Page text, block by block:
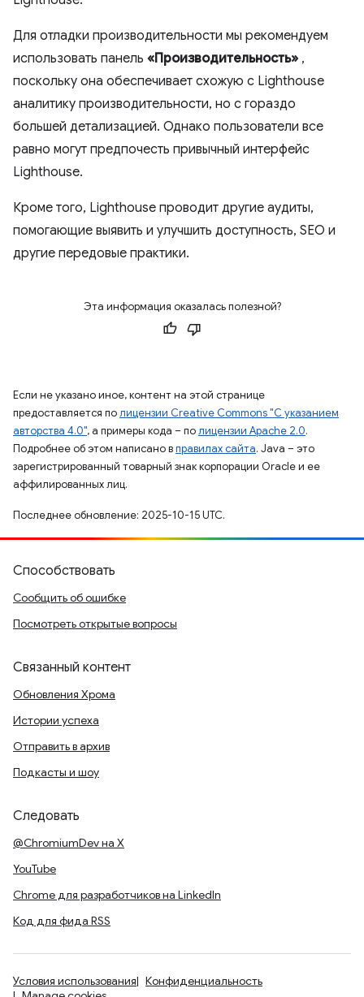
Для отладки производительности мы рекомендуем
использовать панель «Производительность» ,
поскольку она обеспечивает схожую с Lighthouse
аналитику производительности, но с гораздо
большей детализацией. Однако пользователи все
равно могут предпочесть привычный интерфейс
Lighthouse.
Кроме того, Lighthouse проводит другие аудиты,
помогающие выявить и улучшить доступность, SEO и
другие передовые практики.
Эта информация оказалась полезной?
Если не указано иное, контент на этой странице
предоставляется полицензии Creative Commons "С указанием
авторства 4.0", а примеры кода – полицензии Apache 2.0.
Подробнее об этом написано вправилах сайта. Java – это
зарегистрированный товарный знак корпорации Oracle и ее
аффилированных лиц.
Последнее обновление: 2025-10-15 UTC.
Способствовать
Сообщить об ошибке
Посмотреть открытые вопросы
Связанный контент
Обновления Хрома
Истории успеха
Отправить в архив
Подкасты и шоу
Следовать
@ChromiumDev на X
YouTube
Chrome для разработчиков на LinkedIn
Код для фида RSS
Условия использования
Конфиденциальность